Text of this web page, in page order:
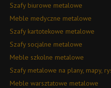
Szafy biurowe metalowe
Meble medyczne metalowe
Szafy kartotekowe metalowe
Szafy socjalne metalowe
Meble szkolne metalowe
Szafy metalowe na plany, mapy,
Meble warsztatowe metalowe